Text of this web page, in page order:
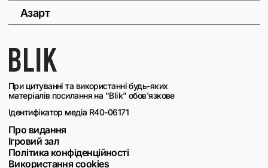
При цитуванні та використанні будь-яких
матеріалів посилання на "Blik" обов'язкове
Ідентифікатор медіа R40-06171
Про видання
Ігровий зал
Політика конфіденційності
Використання cookies
Азарт